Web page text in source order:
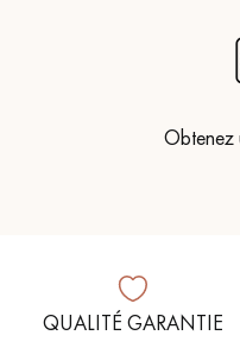
Obtenez
QUALITÉ GARANTIE